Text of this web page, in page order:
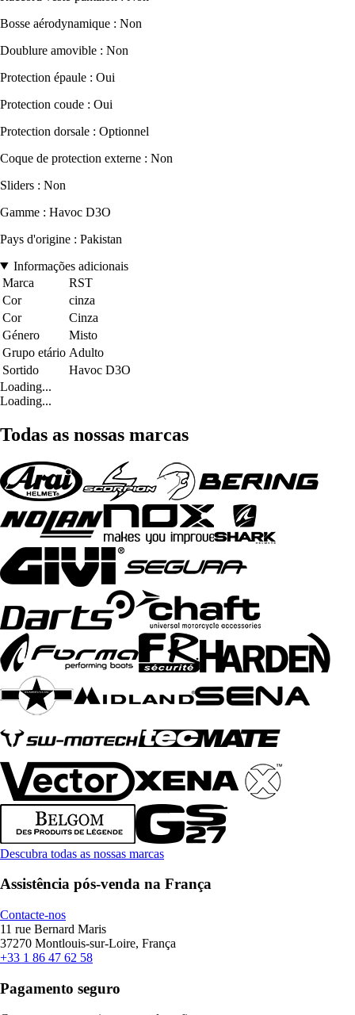
Bosse aérodynamique : Non
Doublure amovible : Non
Protection épaule : Oui
Protection coude : Oui
Protection dorsale : Optionnel
Coque de protection externe : Non
Sliders : Non
Gamme : Havoc D3O
Pays d'origine : Pakistan
Informações adicionais
Marca
RST
Cor
cinza
Cor
Cinza
Género
Misto
Grupo etário Adulto
Sortido
Havoc D3O
Loading...
Loading...
Todas as nossas marcas
Descubra todas as nossas marcas
Assistência pós-venda na França
Contacte-nos
11 rue Bernard Maris
37270 Montlouis-sur-Loire, França
+33 1 86 47 62 58
Pagamento seguro